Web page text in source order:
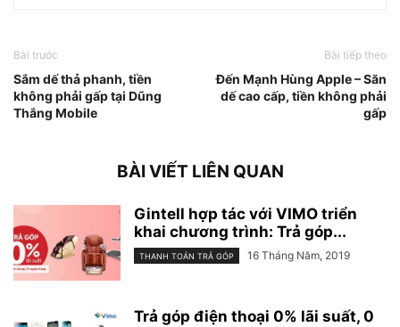
Bài trước
Sắm dế thả phanh, tiền
không phải gấp tại Dũng
Thắng Mobile
Bài tiếp theo
Đến Mạnh Hùng Apple – Săn
dế cao cấp, tiền không phải
gấp
BÀI VIẾT LIÊN QUAN
Gintell hợp tác với VIMO triển
khai chương trình: Trả góp...
THANH TOÁN TRẢ GÓP 16 Tháng Năm, 2019
Trả góp điện thoại 0% lãi suất, 0